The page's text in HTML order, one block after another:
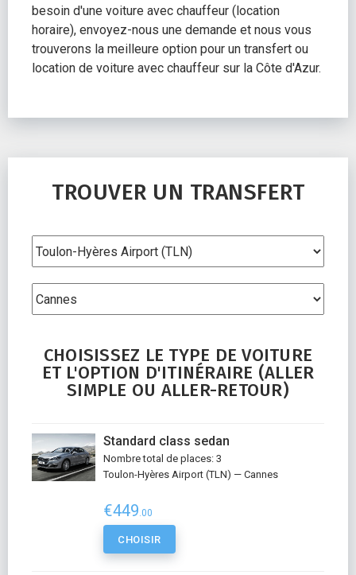
besoin d'une voiture avec chauffeur (location
horaire), envoyez-nous une demande et nous vous
trouverons la meilleure option pour un transfert ou
location de voiture avec chauffeur sur la Côte d'Azur.
TROUVER UN TRANSFERT
CHOISISSEZ LE TYPE DE VOITURE
ET L'OPTION D'ITINÉRAIRE (ALLER
SIMPLE OU ALLER-RETOUR)
Standard class sedan
Nombre total de places: 3
Toulon-Hyères Airport (TLN) — Cannes
€449.00
CHOISIR